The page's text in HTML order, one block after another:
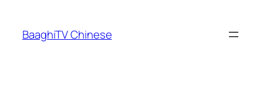
content
BaaghiTV Chinese